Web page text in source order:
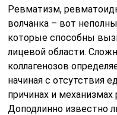
Ревматизм,
волчанка – вот
которые способны
лицевой области.
коллагенозов
начиная с отсутствия
причинах и механизмах
Доподлинно известно